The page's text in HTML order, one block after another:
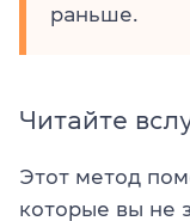
раньше.
Читайте
Этот метод
которые вы не